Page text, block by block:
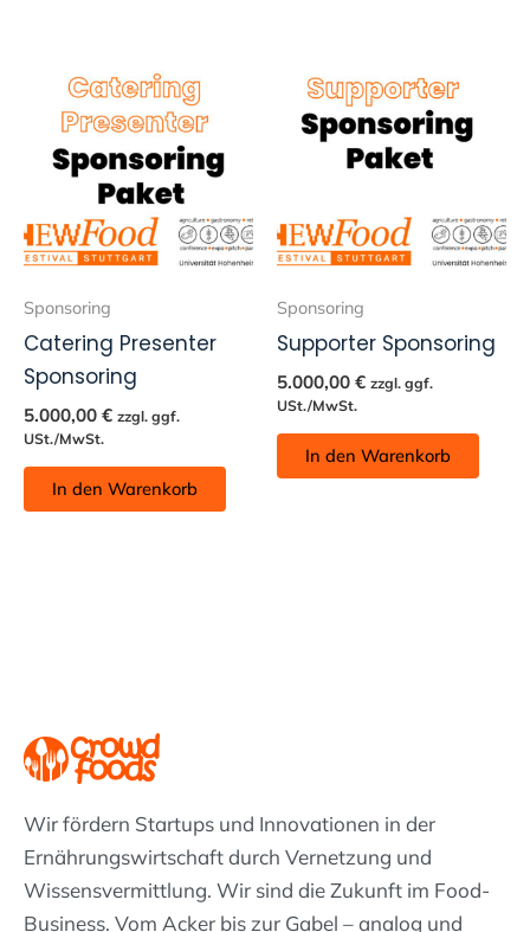
Sponsoring
Catering Presenter
Sponsoring
5.000,00 € zzgl. ggf.
USt./MwSt.
In den Warenkorb
Sponsoring
Supporter Sponsoring
5.000,00 € zzgl. ggf.
USt./MwSt.
In den Warenkorb
Wir fördern Startups und Innovationen in der
Ernährungswirtschaft durch Vernetzung und
Wissens­vermittlung. Wir sind die Zukunft im Food-
Business. Vom Acker bis zur Gabel – analog und